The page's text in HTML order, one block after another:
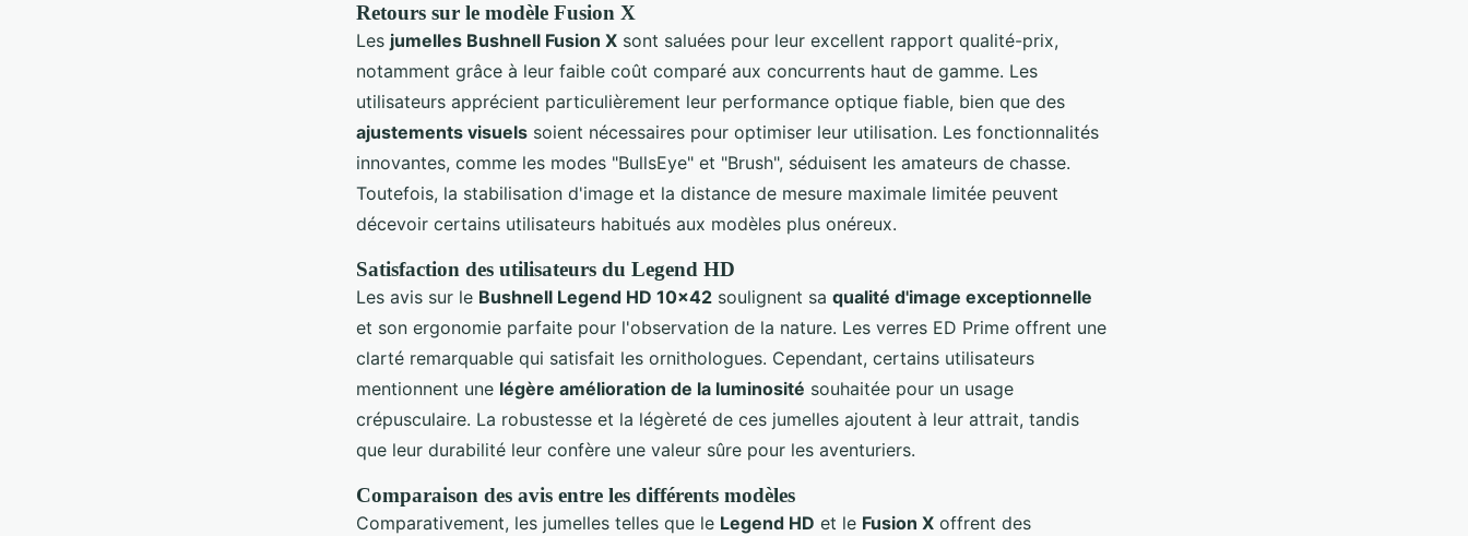
Retours sur le modèle Fusion X
Les jumelles Bushnell Fusion X sont saluées pour leur excellent rapport qualité-prix,
notamment grâce à leur faible coût comparé aux concurrents haut de gamme. Les
utilisateurs apprécient particulièrement leur performance optique fiable, bien que des
ajustements visuels soient nécessaires pour optimiser leur utilisation. Les fonctionnalités
innovantes, comme les modes "BullsEye" et "Brush", séduisent les amateurs de chasse.
Toutefois, la stabilisation d'image et la distance de mesure maximale limitée peuvent
décevoir certains utilisateurs habitués aux modèles plus onéreux.
Satisfaction des utilisateurs du Legend HD
Les avis sur le Bushnell Legend HD 10x42 soulignent sa qualité d'image exceptionnelle
et son ergonomie parfaite pour l'observation de la nature. Les verres ED Prime offrent une
clarté remarquable qui satisfait les ornithologues. Cependant, certains utilisateurs
mentionnent une légère amélioration de la luminosité souhaitée pour un usage
crépusculaire. La robustesse et la légèreté de ces jumelles ajoutent à leur attrait, tandis
que leur durabilité leur confère une valeur sûre pour les aventuriers.
Comparaison des avis entre les différents modèles
Comparativement, les jumelles telles que le Legend HD et le Fusion X offrent des